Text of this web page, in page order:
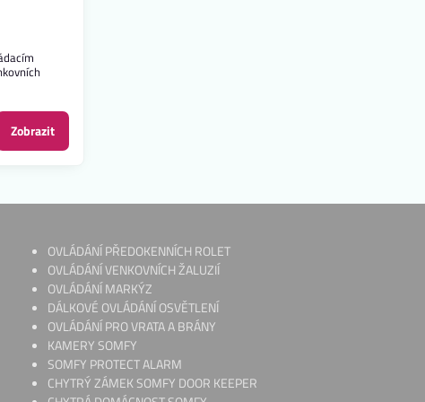
Zobrazit
OVLÁDÁNÍ PŘEDOKENNÍCH ROLET
OVLÁDÁNÍ VENKOVNÍCH ŽALUZIÍ
OVLÁDÁNÍ MARKÝZ
DÁLKOVÉ OVLÁDÁNÍ OSVĚTLENÍ
OVLÁDÁNÍ PRO VRATA A BRÁNY
KAMERY SOMFY
SOMFY PROTECT ALARM
CHYTRÝ ZÁMEK SOMFY DOOR KEEPER